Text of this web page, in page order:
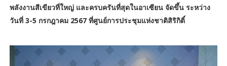
พลังงานสีเขียวที่ใหญ่ และครบครันที่สุดในอาเซียน จัดขึ้น ระหว่าง
วันที่ 3-5 กรกฎาคม 2567 ที่ศูนย์การประชุมแห่งชาติสิริกิติ์